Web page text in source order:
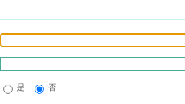
是 否